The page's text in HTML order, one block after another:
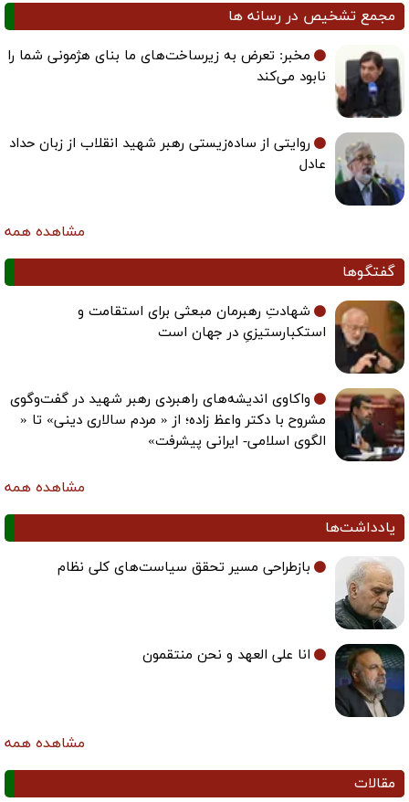
مجمع تشخیص در رسانه ها
مخبر: تعرض به زیرساخت‌های ما بنای هژمونی شما را
نابود می‌کند
روایتی از ساده‌زیستی رهبر شهید انقلاب از زبان حداد
عادل
مشاهده همه
گفتگوها
شهادتِ رهبرمان مبعثی برای استقامت و
استکبارستیزیِ در جهان است
واکاوی اندیشه‌های راهبردی رهبر شهید در گفت‌وگوی
مشروح با دکتر واعظ زاده؛ از « مردم سالاری دینی» تا «
الگوی اسلامی- ایرانی پیشرفت»
مشاهده همه
یادداشت‌ها
بازطراحی مسیر تحقق سیاست‌های کلی نظام
انا علی العهد و نحن منتقمون
مشاهده همه
مقالات